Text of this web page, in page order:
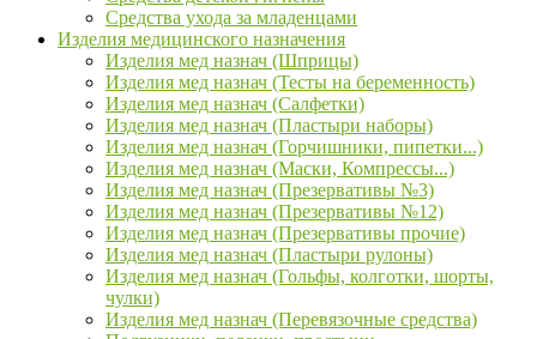
Средства ухода за младенцами
Изделия медицинского назначения
Изделия мед назнач (Шприцы)
Изделия мед назнач (Тесты на беременность)
Изделия мед назнач (Салфетки)
Изделия мед назнач (Пластыри наборы)
Изделия мед назнач (Горчишники, пипетки...)
Изделия мед назнач (Маски, Компрессы...)
Изделия мед назнач (Презервативы №3)
Изделия мед назнач (Презервативы №12)
Изделия мед назнач (Презервативы прочие)
Изделия мед назнач (Пластыри рулоны)
Изделия мед назнач (Гольфы, колготки, шорты,
чулки)
Изделия мед назнач (Перевязочные средства)